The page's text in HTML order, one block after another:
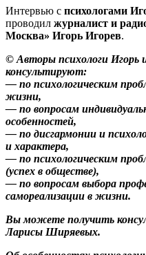
Интервью с психологами
проводил журналист и
Москва» Игорь Игорев.
© Авторы психологи
консультируют:
— по психологическим
жизни,
— по вопросам
особенностей,
— по дисгармонии и
и характера,
— по психологическим
(успех в обществе),
— по вопросам выбора
самореализации в жизни.
Вы можете получить
Ларисы Ширяевых.